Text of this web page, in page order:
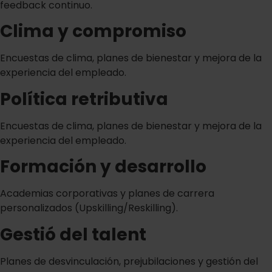
feedback continuo.
Clima y compromiso
Encuestas de clima, planes de bienestar y mejora de la
experiencia del empleado.
Política retributiva
Encuestas de clima, planes de bienestar y mejora de la
experiencia del empleado.
Formación y desarrollo
Academias corporativas y planes de carrera
personalizados (Upskilling/Reskilling).
Gestió del talent
Planes de desvinculación, prejubilaciones y gestión del